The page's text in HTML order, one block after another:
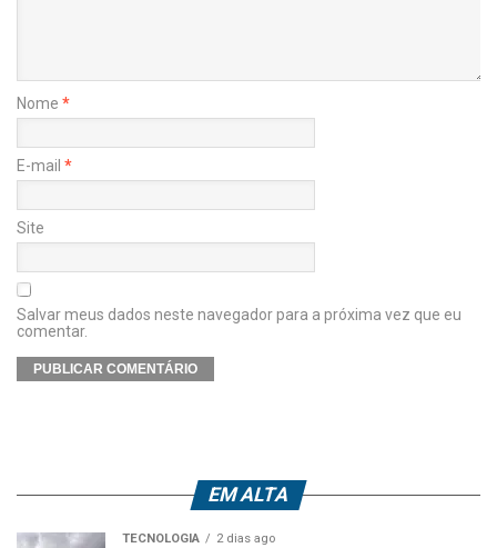
Nome *
E-mail *
Site
Salvar meus dados neste navegador para a próxima vez que eu
comentar.
EM ALTA
TECNOLOGIA 2 dias ago